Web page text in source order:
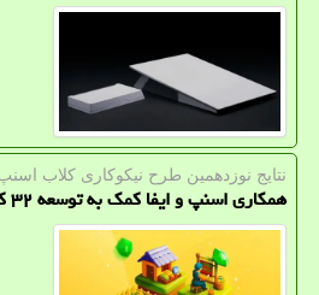
نتایج نوزدهمین طرح نیكوكاری كلاب
همکاری اسنپ و ایفا کمک به توسعه ۳۲ کسب و کار محلی